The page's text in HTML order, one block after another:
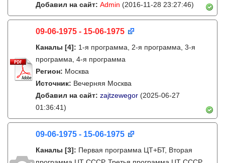
Добавил на сайт: Admin (2016-11-28 23:27:46)
09-06-1975 - 15-06-1975
Каналы [4]: 1-я программа, 2-я программа, 3-я
программа, 4-я программа
Регион: Москва
Источник: Вечерняя Москва
Добавил на сайт: zajtzewegor (2025-06-27
01:36:41)
09-06-1975 - 15-06-1975
Каналы [3]: Первая программа ЦТ+БТ, Вторая